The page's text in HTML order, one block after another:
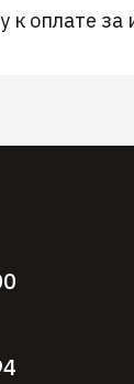
к оплате за